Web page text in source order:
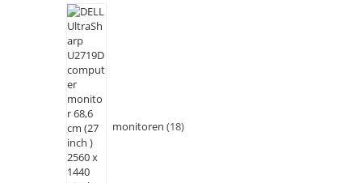
monitoren 18